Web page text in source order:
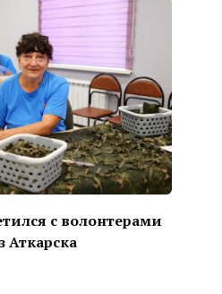
с волонтерами
Аткарска